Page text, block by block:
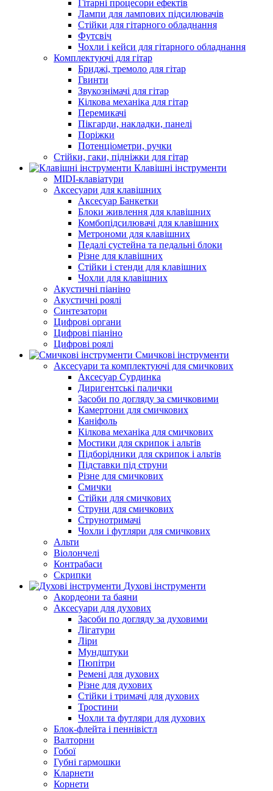
Гітарні процесори ефектів
Лампи для лампових підсилювачів
Стійки для гітарного обладнання
Футсвіч
Чохли і кейси для гітарного обладнання
Комплектуючі для гітар
Бриджі, тремоло для гітар
Гвинти
Звукознімачі для гітар
Кілкова механіка для гітар
Перемикачі
Пікгарди, накладки, панелі
Поріжки
Потенціометри, ручки
Стійки, гаки, підніжки для гітар
Клавішні інструменти
MIDI-клавіатури
Аксесуари для клавішних
Аксесуар Банкетки
Блоки живлення для клавішних
Комбопідсилювачі для клавішних
Метрономи для клавішних
Педалі сустейна та педальні блоки
Різне для клавішних
Стійки і стенди для клавішних
Чохли для клавішних
Акустичні піаніно
Акустичні роялі
Синтезатори
Цифрові органи
Цифрові піаніно
Цифрові роялі
Смичкові інструменти
Аксесуари та комплектуючі для смичкових
Аксесуар Сурдинка
Диригентські палички
Засоби по догляду за смичковими
Камертони для смичкових
Каніфоль
Кілкова механіка для смичкових
Мостики для скрипок і альтів
Підборiдники для скрипок і альтів
Підставки під струни
Різне для смичкових
Смички
Стійки для смичкових
Струни для смичкових
Струнотримачі
Чохли і футляри для смичкових
Альти
Віолончелі
Контрабаси
Скрипки
Духові інструменти
Акордеони та баяни
Аксесуари для духових
Засоби по догляду за духовими
Лігатури
Ліри
Мундштуки
Пюпітри
Ремені для духових
Різне для духових
Стійки і тримачі для духових
Тростини
Чохли та футляри для духових
Блок-флейта і пеннівістл
Валторни
Гобої
Губні гармошки
Кларнети
Корнети